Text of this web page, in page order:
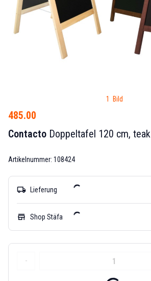
1 Bild
485.00
Contacto Doppeltafel 120 cm, teak
Artikelnummer: 108424
local_shipping Lieferung
store Shop Stäfa
-